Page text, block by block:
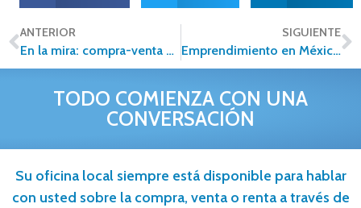
ANTERIOR
En la mira: compra-venta de propiedades con criptomonedas
SIGUIENTE
Emprendimiento en México, estas son las claves para lograr el éxito
TODO COMIENZA CON UNA
CONVERSACIÓN
Su oficina local siempre está disponible para hablar
con usted sobre la compra, venta o renta a través de